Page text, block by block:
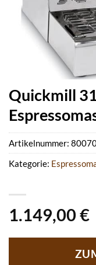
Quickmill
1.149,00 €
Artikelnummer:
Kategorie: